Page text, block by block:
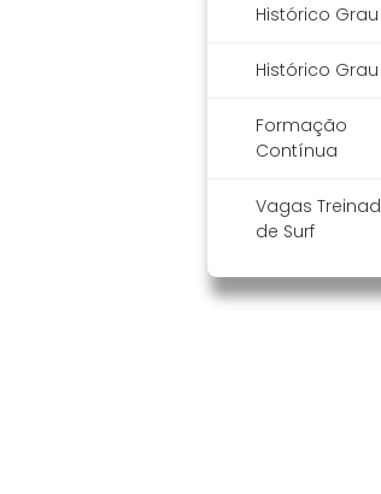
Histórico Grau
Histórico Grau
Formação
Contínua
Vagas
de Surf